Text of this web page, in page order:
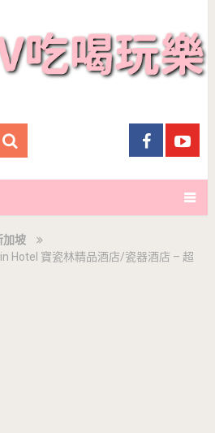
加坡
Hotel 寶瓷林精品酒店/瓷器酒店 – 超